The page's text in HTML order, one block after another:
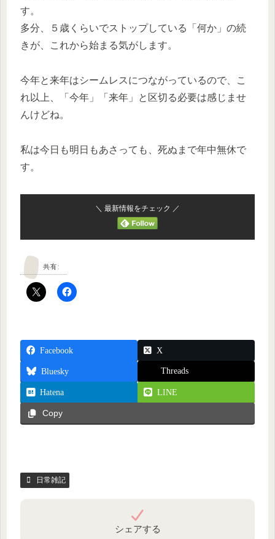
す。
多分、５歳くらいでストップしている「何か」の続
きが、これから始まる気がします。
今年と来年はシームレスにつながっているので、こ
れ以上、「今年」「来年」と区切る必要は感じませ
んけどね。
私は今日も明日もあさっても、死ぬまで年中無休で
す。
＼ 最新情報をチェック ／
共有:
Facebook X
Bluesky Threads
Hatena LINE
Copy
日常雑記
シェアする